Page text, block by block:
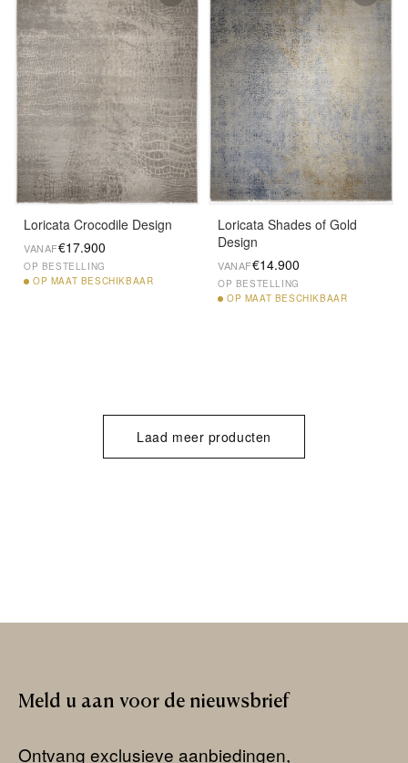
Loricata Crocodile Design
VANAF€17.900
OP BESTELLING
OP MAAT BESCHIKBAAR
Loricata Shades of Gold
Design
VANAF€14.900
OP BESTELLING
OP MAAT BESCHIKBAAR
Laad meer producten
Meld u aan voor de nieuwsbrief
Ontvang exclusieve aanbiedingen,